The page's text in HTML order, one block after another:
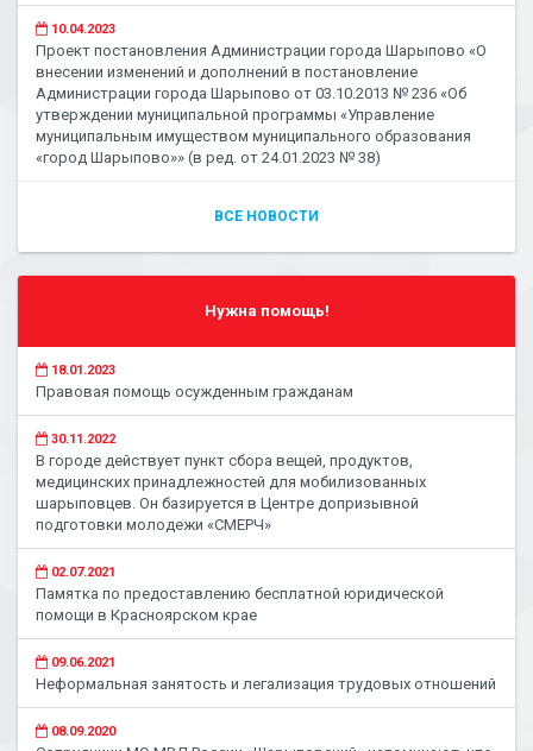
10.04.2023
Проект постановления Администрации города Шарыпово «О
внесении изменений и дополнений в постановление
Администрации города Шарыпово от 03.10.2013 № 236 «Об
утверждении муниципальной программы «Управление
муниципальным имуществом муниципального образования
«город Шарыпово»» (в ред. от 24.01.2023 № 38)
ВСЕ НОВОСТИ
Нужна помощь!
18.01.2023
Правовая помощь осужденным гражданам
30.11.2022
В городе действует пункт сбора вещей, продуктов,
медицинских принадлежностей для мобилизованных
шарыповцев. Он базируется в Центре допризывной
подготовки молодежи «СМЕРЧ»
02.07.2021
Памятка по предоставлению бесплатной юридической
помощи в Красноярском крае
09.06.2021
Неформальная занятость и легализация трудовых отношений
08.09.2020